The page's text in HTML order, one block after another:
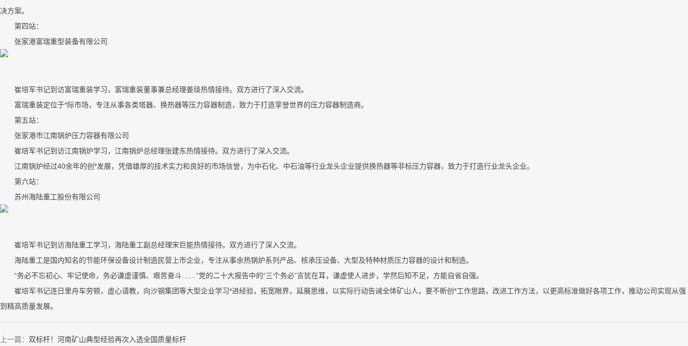
决方案。
第四站：
张家港富瑞重型装备有限公司
崔培军书记到访富瑞重装学习，富瑞重装董事兼总经理姜琰热情接待。双方进行了深入交流。
富瑞重装定位于*际市场，专注从事各类塔器、换热器等压力容器制造，致力于打造享誉世界的压力容器制造商。
第五站：
张家港市江南锅炉压力容器有限公司
崔培军书记到访江南锅炉学习，江南锅炉总经理张建东热情接待。双方进行了深入交流。
江南锅炉经过40余年的创*发展，凭借雄厚的技术实力和良好的市场信誉，为中石化、中石油等行业龙头企业提供换热器等非标压力容器，致力于打造行业龙头企业。
第六站：
苏州海陆重工股份有限公司
崔培军书记到访海陆重工学习，海陆重工副总经理宋巨能热情接待。双方进行了深入交流。
海陆重工是国内知名的节能环保设备设计制造民营上市企业，专注从事余热锅炉系列产品、核承压设备、大型及特种材质压力容器的设计和制造。
“务必不忘初心、牢记使命，务必谦虚谨慎、艰苦奋斗……”党的二十大报告中的“三个务必”言犹在耳，谦虚使人进步，学然后知不足，方能自省自强。
崔培军书记连日里舟车劳顿，虚心请教，向沙钢集团等大型企业学习*进经验，拓宽眼界，延展思维，以实际行动告诫全体矿山人，要不断创*工作思路，改进工作方法，以更高标准做好各项工作，推动公司实现从强
到精高质量发展。
上一篇： 双标杆！河南矿山典型经验再次入选全国质量标杆